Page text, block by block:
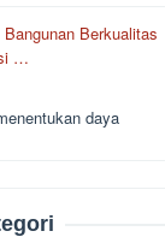
Bangunan Berkualitas
…
daya